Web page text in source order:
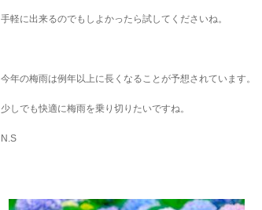
手軽に出来るのでもしよかったら試してくださいね。
今年の梅雨は例年以上に長くなることが予想されています。
少しでも快適に梅雨を乗り切りたいですね。
N.S